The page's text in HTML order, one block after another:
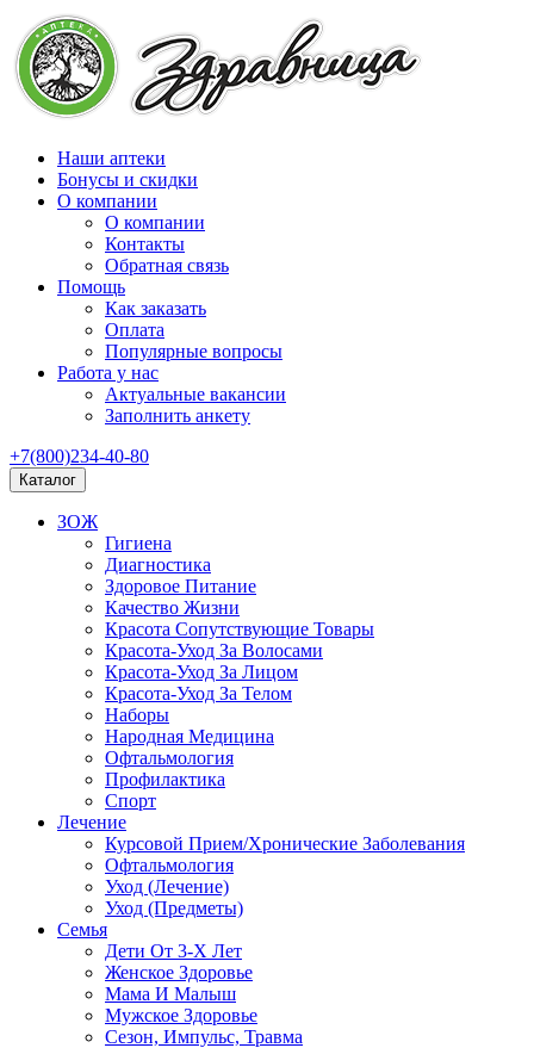
Наши аптеки
Бонусы и скидки
О компании
О компании
Контакты
Обратная связь
Помощь
Как заказать
Оплата
Популярные вопросы
Работа у нас
Актуальные вакансии
Заполнить анкету
+7(800)234-40-80
Каталог
ЗОЖ
Гигиена
Диагностика
Здоровое Питание
Качество Жизни
Красота Сопутствующие Товары
Красота-Уход За Волосами
Красота-Уход За Лицом
Красота-Уход За Телом
Наборы
Народная Медицина
Офтальмология
Профилактика
Спорт
Лечение
Курсовой Прием/Хронические Заболевания
Офтальмология
Уход (Лечение)
Уход (Предметы)
Семья
Дети От 3-Х Лет
Женское Здоровье
Мама И Малыш
Мужское Здоровье
Сезон, Импульс, Травма